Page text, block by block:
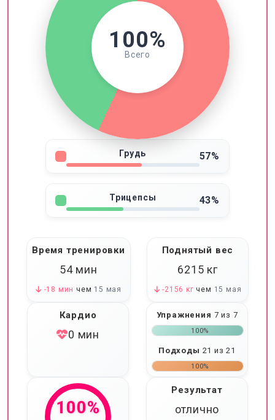
100%
Всего
Грудь 57%
Трицепсы 43%
Время тренировки
54 мин
-18 мин чем 15 мая
Поднятый вес
6215 кг
-2156 кг чем 15 мая
Кардио
0 мин
Упражнения 7 из 7
100%
Подходы 21 из 21
100%
100%
Результат
отлично